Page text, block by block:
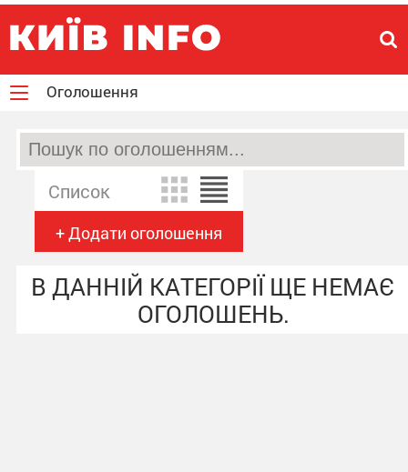
Оголошення
Список
+ Додати оголошення
В ДАННІЙ КАТЕГОРІЇ ЩЕ НЕМАЄ
ОГОЛОШЕНЬ.